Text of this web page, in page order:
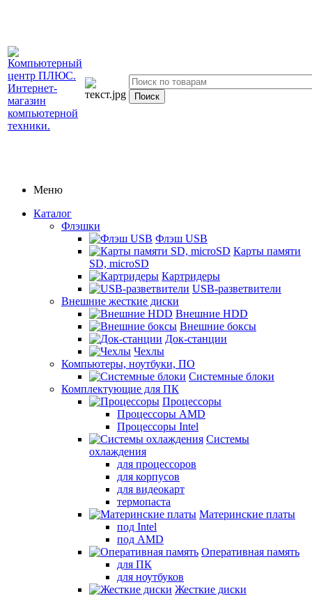
Меню
Каталог
Флэшки
Флэш USB
Карты памяти
SD, microSD
Картридеры
USB-разветвители
Внешние жесткие диски
Внешние HDD
Внешние боксы
Док-станции
Чехлы
Компьютеры, ноутбуки, ПО
Системные блоки
Комплектующие для ПК
Процессоры
Процессоры AMD
Процессоры Intel
Системы
охлаждения
для процессоров
для корпусов
для видеокарт
термопаста
Материнские платы
под Intel
под AMD
Оперативная память
для ПК
для ноутбуков
Жесткие диски